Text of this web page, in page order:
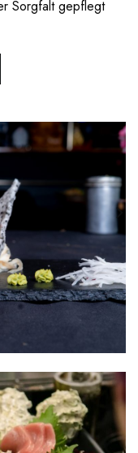
Sorgfalt gepflegt